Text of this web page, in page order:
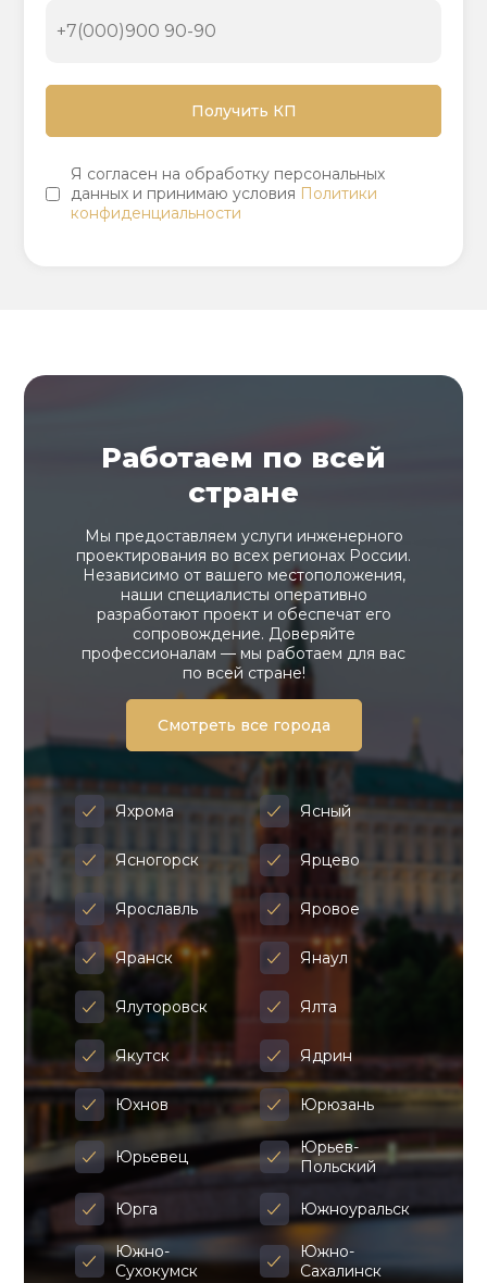
Я согласен на обработку персональных
данных и принимаю условия Политики
конфиденциальности
Работаем по всей
стране
Мы предоставляем услуги инженерного
проектирования во всех регионах России.
Независимо от вашего местоположения,
наши специалисты оперативно
разработают проект и обеспечат его
сопровождение. Доверяйте
профессионалам — мы работаем для вас
по всей стране!
Смотреть все города
Яхрома Ясный
Ясногорск Ярцево
Ярославль Яровое
Яранск Янаул
Ялуторовск Ялта
Якутск Ядрин
Юхнов Юрюзань
Юрьевец
Юрьев-
Польский
Юрга Южноуральск
Южно-
Сухокумск
Южно-
Сахалинск